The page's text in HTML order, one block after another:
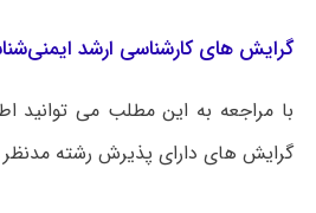
گرایش های کارشناسی ارشد
با مراجعه به این مطلب می‌ توانید
گرایش های دارای پذیرش رشته